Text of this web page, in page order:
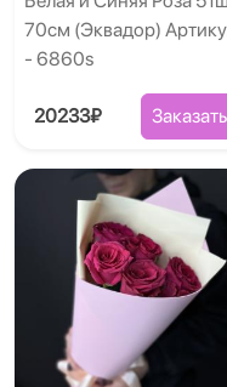
70см (Эквадор)
- 6860s
20233₽ Заказать